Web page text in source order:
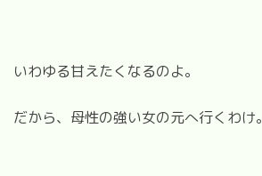
いわゆる甘えたくなるのよ。
だから、母性の強い女の元へ行くわけ。